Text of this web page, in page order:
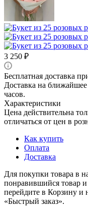
3 250 ₽
Бесплатная доставка
Доставка на ближайшее
часов.
Характеристики
Цена действительна
отличаться от цен в
Как купить
Оплата
Доставка
Для покупки товара в
понравившийся товар и
перейдите в Корзину и
«Быстрый заказ».